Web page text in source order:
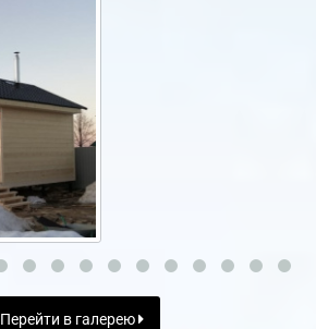
Перейти в галерею